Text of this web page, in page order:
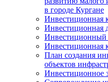
в городе Кургане
Инвестиционная
Инвестиционная
Инвестиционный
Инвестиционная
План создания
объектов
Инвестиционное